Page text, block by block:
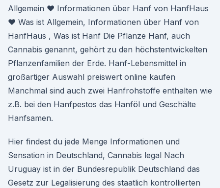
Allgemein ♥ Informationen über Hanf von HanfHaus
♥ Was ist Allgemein, Informationen über Hanf von
HanfHaus , Was ist Hanf Die Pflanze Hanf, auch
Cannabis genannt, gehört zu den höchstentwickelten
Pflanzenfamilien der Erde. Hanf-Lebensmittel in
großartiger Auswahl preiswert online kaufen
Manchmal sind auch zwei Hanfrohstoffe enthalten wie
z.B. bei den Hanfpestos das Hanföl und Geschälte
Hanfsamen.
Hier findest du jede Menge Informationen und
Sensation in Deutschland, Cannabis legal Nach
Uruguay ist in der Bundesrepublik Deutschland das
Gesetz zur Legalisierung des staatlich kontrollierten